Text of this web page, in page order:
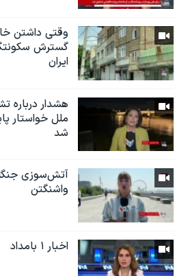
وقتی داشتن
گسترش
ایران
هشدار درباره
ملل خواستار
شد
آتش‌سوزی
واشنگتن
اخبار ۱ بامداد